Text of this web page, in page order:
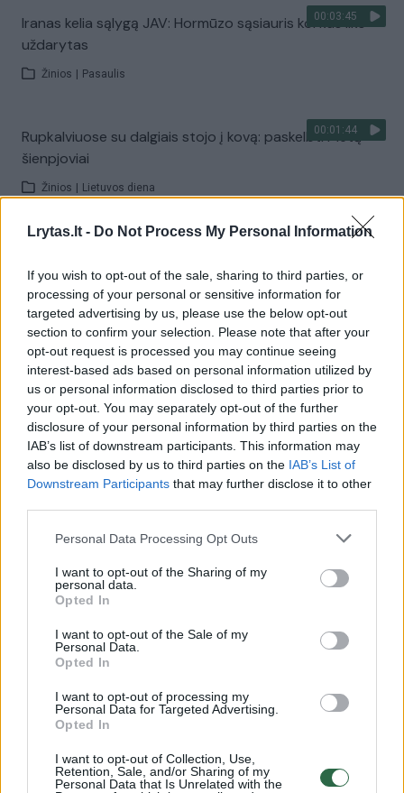
Lrytas.lt - Do Not Process My Personal Information
If you wish to opt-out of the sale, sharing to third parties, or
processing of your personal or sensitive information for
targeted advertising by us, please use the below opt-out
section to confirm your selection. Please note that after your
opt-out request is processed you may continue seeing
interest-based ads based on personal information utilized by
us or personal information disclosed to third parties prior to
your opt-out. You may separately opt-out of the further
disclosure of your personal information by third parties on the
IAB’s list of downstream participants. This information may
also be disclosed by us to third parties on the IAB’s List of
Downstream Participants that may further disclose it to other
Personal Data Processing Opt Outs
I want to opt-out of the Sharing of my
personal data.
Opted In
I want to opt-out of the Sale of my
Personal Data.
Opted In
I want to opt-out of processing my
Personal Data for Targeted Advertising.
Opted In
I want to opt-out of Collection, Use,
Retention, Sale, and/or Sharing of my
Personal Data that Is Unrelated with the
00:03:45
Iranas kelia sąlygą JAV: Hormūzo sąsiauris kol kas liks
uždarytas
Žinios Pasaulis
00:01:44
Rupkalviuose su dalgiais stojo į kovą: paskelbti Metų
šienpjoviai
Žinios Lietuvos diena
Žinios | Pasaulis
Visi įrašai
Žiūrimiausi įrašai
00:00:30
Vaizdai iš tragiškos avarijos Vilniaus r.: dviejų moterų ir
vaiko gyvybių išgelbėti nepavyko
Žinios | Lietuvos diena
Savaitės vidurys nusimato karštas: temperatūra kils iki
32 laipsnių šilumos
Žinios | Orai
00:15:54
V. Zalužno pasisakymą laiko bandymu įsitvirtinti
Laidos | Nauja diena